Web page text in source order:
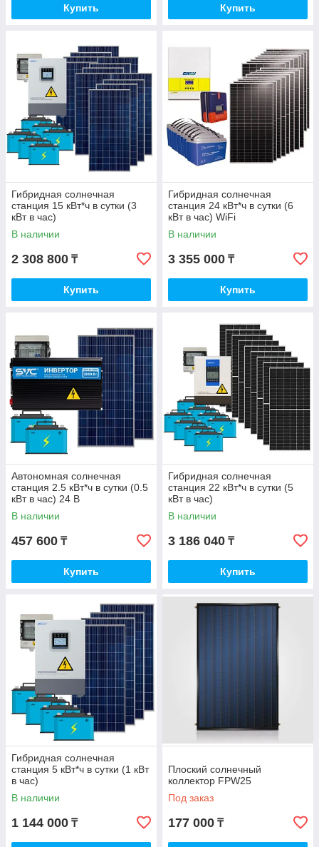
Купить Купить
Гибридная солнечная
станция 15 кВт*ч в сутки (3
кВт в час)
В наличии
2 308 800 ₸
Купить
Гибридная солнечная
станция 24 кВт*ч в сутки (6
кВт в час) WiFi
В наличии
3 355 000 ₸
Купить
Автономная солнечная
станция 2.5 кВт*ч в сутки (0.5
кВт в час) 24 В
В наличии
457 600 ₸
Купить
Гибридная солнечная
станция 22 кВт*ч в сутки (5
кВт в час)
В наличии
3 186 040 ₸
Купить
Гибридная солнечная
станция 5 кВт*ч в сутки (1 кВт
в час)
В наличии
1 144 000 ₸
Плоский солнечный
коллектор FPW25
Под заказ
177 000 ₸